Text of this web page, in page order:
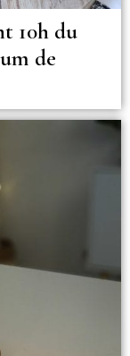
10h du
de